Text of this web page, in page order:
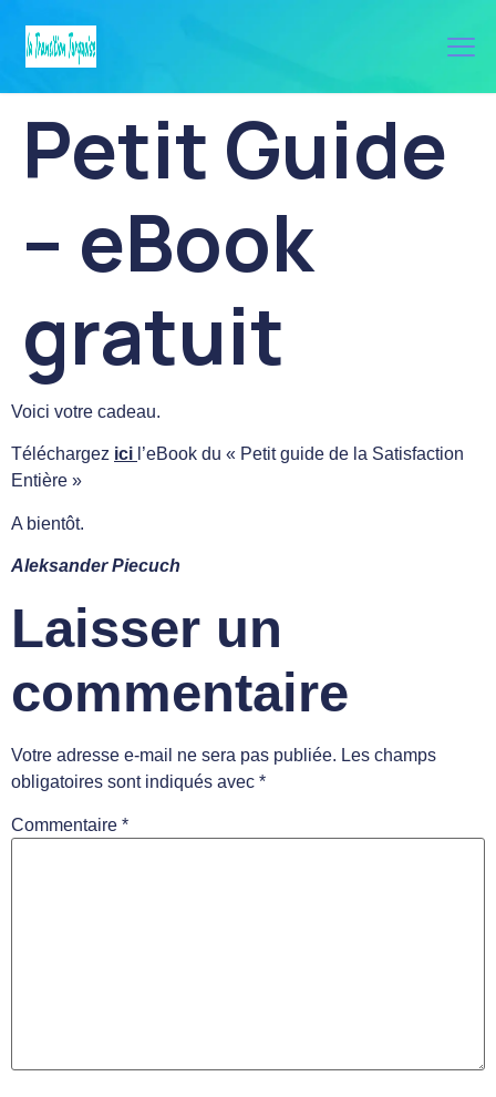
Petit Guide
– eBook
gratuit
Voici votre cadeau.
Téléchargez ici l’eBook du « Petit guide de la Satisfaction
Entière »
A bientôt.
Aleksander Piecuch
Laisser un
commentaire
Votre adresse e-mail ne sera pas publiée. Les champs
obligatoires sont indiqués avec *
Commentaire *